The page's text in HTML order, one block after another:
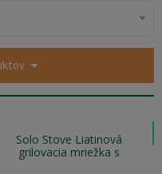
Solo Stove Liatinová
grilovacia mriežka s
nadstavcom na ohnisko